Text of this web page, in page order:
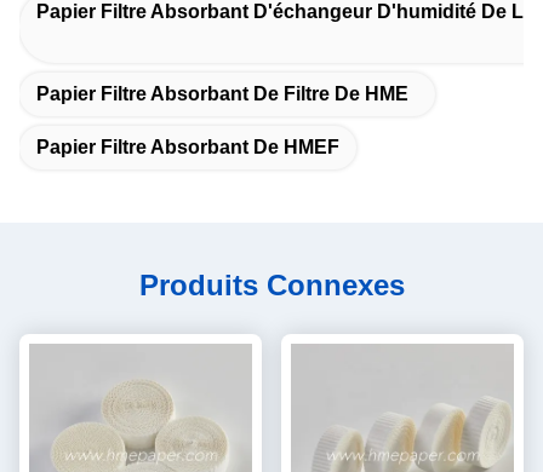
Papier Filtre Absorbant D'échangeur D'humidité De La
Papier Filtre Absorbant De Filtre De HME
Papier Filtre Absorbant De HMEF
Produits Connexes